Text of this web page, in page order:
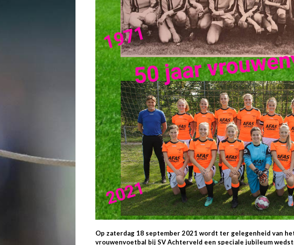
Op zaterdag 18 september 2021 wordt ter gelegenheid van
vrouwenvoetbal bij SV Achterveld een speciale jubileum